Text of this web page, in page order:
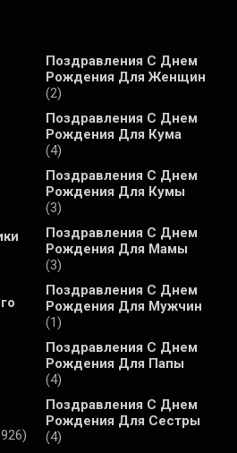
Поздравления С Днем
Рождения Для Женщин
(2)
Поздравления С Днем
Рождения Для Кума
(4)
Поздравления С Днем
Рождения Для Кумы
(3)
Поздравления С Днем
Рождения Для Мамы
(3)
Поздравления С Днем
Рождения Для Мужчин
(1)
Поздравления С Днем
Рождения Для Папы
(4)
Поздравления С Днем
Рождения Для Сестры
(4)